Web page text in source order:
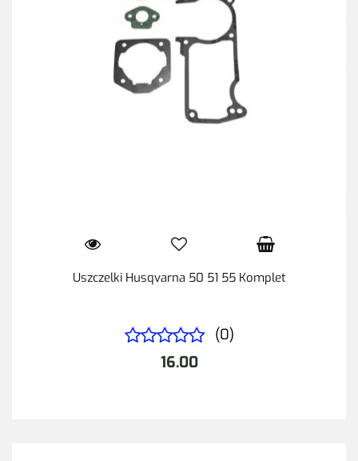
Uszczelki Husqvarna 50 51 55 Komplet
(0)
16.00